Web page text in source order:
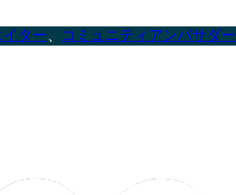
イター コミュニティアンバサダー